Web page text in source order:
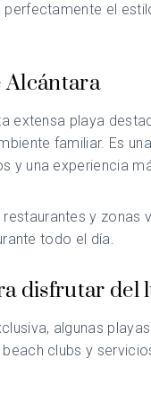
el
Alcántara
extensa playa
familiar. Es
y una experiencia
y zonas
todo el día.
disfrutar del
algunas
clubs y